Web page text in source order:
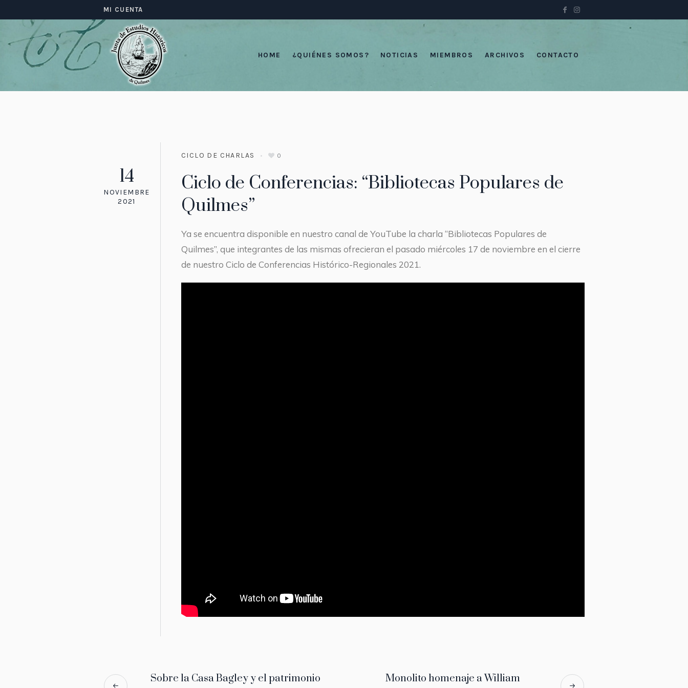
MI CUENTA
HOME ¿QUIÉNES SOMOS? NOTICIAS MIEMBROS ARCHIVOS CONTACTO
14
NOVIEMBRE
2021
CICLO DE CHARLAS 0
Ciclo de Conferencias: “Bibliotecas Populares de
Quilmes”
Ya se encuentra disponible en nuestro canal de YouTube la charla “Bibliotecas Populares de
Quilmes”, que integrantes de las mismas ofrecieran el pasado miércoles 17 de noviembre en el cierre
de nuestro Ciclo de Conferencias Histórico-Regionales 2021.
Sobre la Casa Bagley y el patrimonio
Monolito homenaje a William